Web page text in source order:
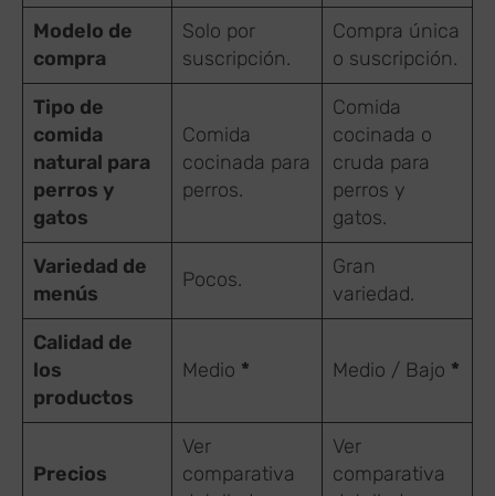
Modelo de
compra
Solo por
suscripción.
Compra única
o suscripción.
Tipo de
comida
natural para
perros y
gatos
Comida
cocinada para
perros.
Comida
cocinada o
cruda para
perros y
gatos.
Variedad de
menús
Pocos.
Gran
variedad.
Calidad de
los
productos
Medio * Medio / Bajo *
Precios
Ver
comparativa
Ver
comparativa